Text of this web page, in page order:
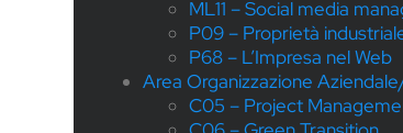
ML11 – Social media
P09 – Proprietà
P68 – L’Impresa nel Web
Area Organizzazione
C05 – Project